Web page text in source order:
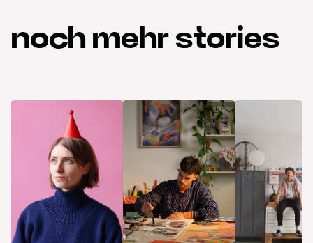
noch mehr stories